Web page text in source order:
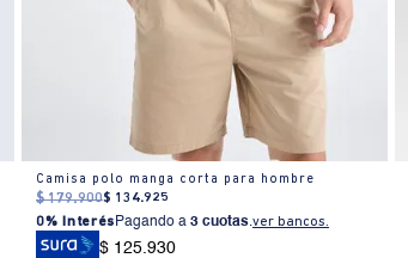
Camisa polo manga corta para hombre
$ 179.900$ 134.925
0% Interés Pagando a3 cuotas.ver bancos.
$ 125.930